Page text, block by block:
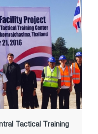
Tactical Training